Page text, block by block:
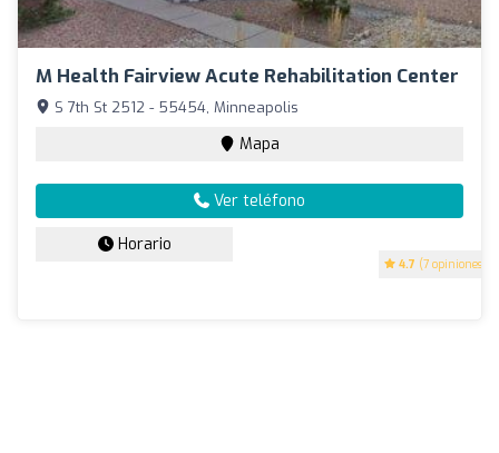
M Health Fairview Acute Rehabilitation Center
4.7 (7 opiniones)
S 7th St 2512 - 55454, Minneapolis
Mapa
Ver teléfono
Horario